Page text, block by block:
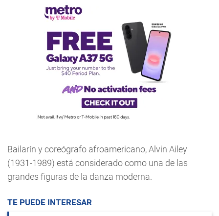
Bailarín y coreógrafo afroamericano, Alvin Ailey
(1931-1989) está considerado como una de las
grandes figuras de la danza moderna.
TE PUEDE INTERESAR